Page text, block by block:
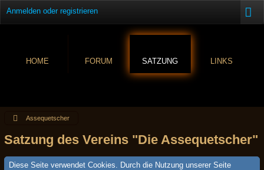
Anmelden oder registrieren
HOME FORUM SATZUNG LINKS
Assequetscher
Satzung des Vereins "Die Assequetscher"
Diese Seite verwendet Cookies. Durch die Nutzung unserer Seite